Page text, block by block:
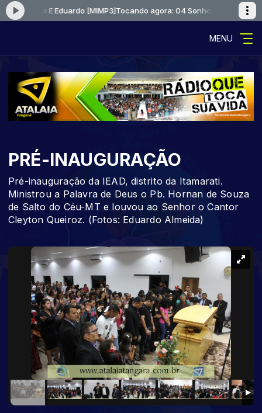
Lazaro E Eduardo [MIMP3]Tocando agora: 04 Sonho Voz Lazaro E
MENU
PRÉ-INAUGURAÇÃO
Pré-inauguração da IEAD, distrito da Itamarati.
Ministrou a Palavra de Deus o Pb. Hornan de Souza
de Salto do Céu-MT e louvou ao Senhor o Cantor
Cleyton Queiroz. (Fotos: Eduardo Almeida)